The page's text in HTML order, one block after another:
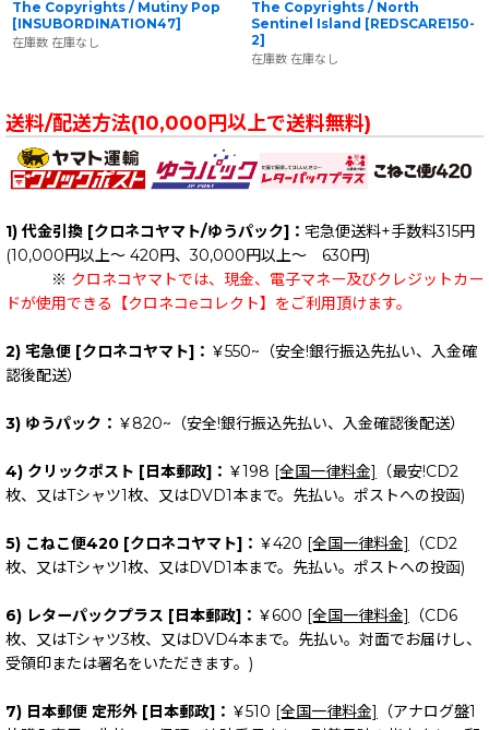
The Copyrights / Mutiny Pop
[INSUBORDINATION47]
在庫数 在庫なし
The Copyrights / North
Sentinel Island [REDSCARE150-
2]
在庫数 在庫なし
送料/配送方法(10,000円以上で送料無料)
1) 代金引換 [クロネコヤマト/ゆうパック]： 宅急便送料+手数料315円
(10,000円以上～ 420円、30,000円以上～ 630円)
※ クロネコヤマトでは、現金、電子マネー及びクレジットカー
ドが使用できる【クロネコeコレクト】をご利用頂けます。
2) 宅急便 [クロネコヤマト]： ￥550~（安全!銀行振込先払い、入金確
認後配送）
3) ゆうパック： ￥820~（安全!銀行振込先払い、入金確認後配送）
4) クリックポスト [日本郵政]： ￥198 [全国一律料金]
（最安!CD2
枚、又はTシャツ1枚、又はDVD1本まで。先払い。ポストへの投函)
5) こねこ便420 [クロネコヤマト]： ￥420 [全国一律料金]
（CD2
枚、又はTシャツ1枚、又はDVD1本まで。先払い。ポストへの投函)
6) レターパックプラス [日本郵政]： ￥600 [全国一律料金]
（CD6
枚、又はTシャツ3枚、又はDVD4本まで。先払い。対面でお届けし、
受領印または署名をいただきます。)
7) 日本郵便 定形外 [日本郵政]： ￥510 [全国一律料金]
（アナログ盤1